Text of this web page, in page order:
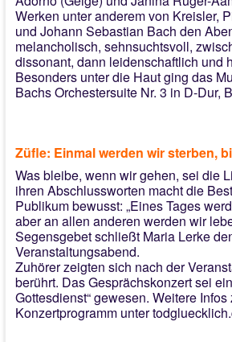
Werken unter anderem von Kreisler,
und Johann Sebastian Bach den
melancholisch, sehnsuchtsvoll,
dissonant, dann leidenschaftlich und
Besonders unter die Haut ging das
Bachs Orchestersuite Nr. 3 in D-Dur,
Züfle: Einmal werden wir sterben,
Was bleibe, wenn wir gehen, sei die
ihren Abschlussworten macht die
Publikum bewusst: „Eines Tages
aber an allen anderen werden wir
Segensgebet schließt Maria Lerke
Veranstaltungsabend.
Zuhörer zeigten sich nach der
berührt. Das Gesprächskonzert sei
Gottesdienst“ gewesen. Weitere Infos
Konzertprogramm unter